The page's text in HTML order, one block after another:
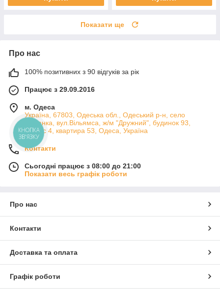
Показати ще
Про нас
100% позитивних з 90 відгуків за рік
Працює з 29.09.2016
м. Одеса
Україна, 67803, Одеська обл., Одеський р-н, село
Лиманка, вул.Вільямса, ж/м "Дружний", будинок 93,
корпус 4, квартира 53, Одеса, Україна
Контакти
Сьогодні працює з 08:00 до 21:00
Показати весь графік роботи
Про нас
Контакти
Доставка та оплата
Графік роботи
КНОПКА
ЗВ'ЯЗКУ